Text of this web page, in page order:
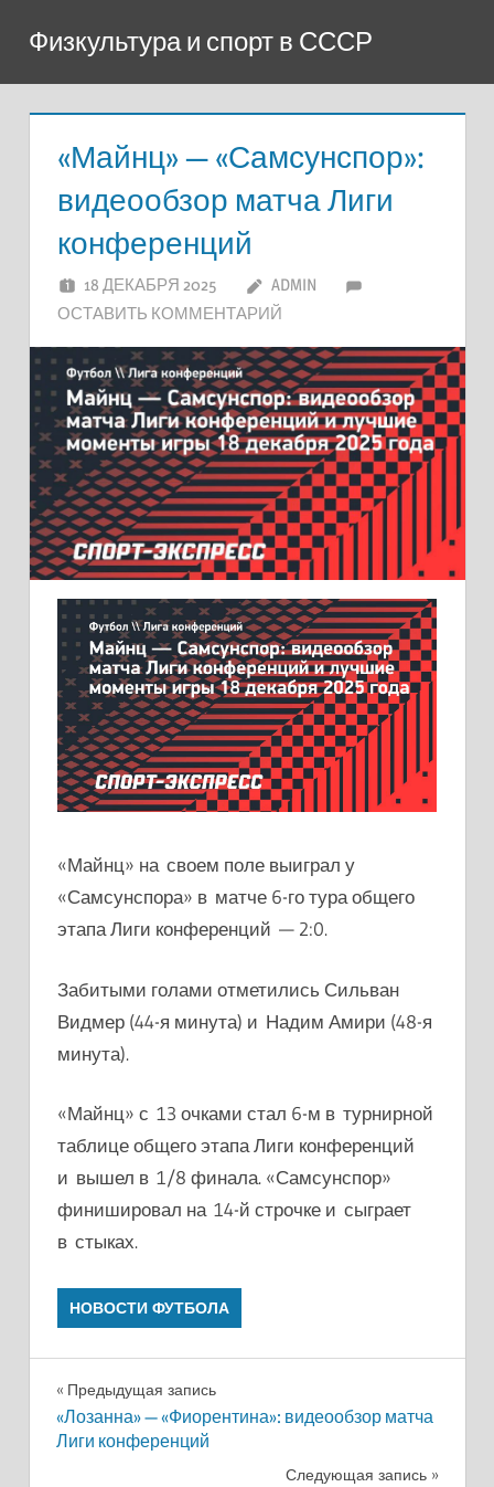
содержимому
Физкультура и спорт в СССР
«Майнц» — «Самсунспор»:
видеообзор матча Лиги
конференций
18 ДЕКАБРЯ 2025
ADMIN
ОСТАВИТЬ КОММЕНТАРИЙ
«Майнц» на своем поле выиграл у
«Самсунспора» в матче 6-го тура общего
этапа Лиги конференций — 2:0.
Забитыми голами отметились Сильван
Видмер (44-я минута) и Надим Амири (48-я
минута).
«Майнц» с 13 очками стал 6-м в турнирной
таблице общего этапа Лиги конференций
и вышел в 1/8 финала. «Самсунспор»
финишировал на 14-й строчке и сыграет
в стыках.
НОВОСТИ ФУТБОЛА
Навигация
по
Предыдущая запись
«Лозанна» — «Фиорентина»: видеообзор матча
Лиги конференций
Следующая запись